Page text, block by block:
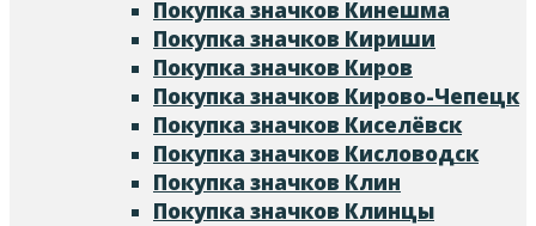
Покупка значков Кинешма
Покупка значков Кириши
Покупка значков Киров
Покупка значков Кирово-Чепецк
Покупка значков Киселёвск
Покупка значков Кисловодск
Покупка значков Клин
Покупка значков Клинцы